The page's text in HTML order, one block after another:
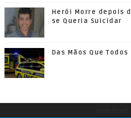
Herói Morre depois
se Queria Suicidar
Das Mãos Que